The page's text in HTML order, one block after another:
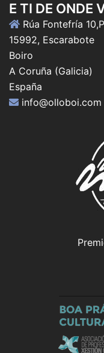
E TI DE ONDE
Rúa Fontefría
15992, Escarabote
Boiro
A Coruña (Galicia)
España
info@olloboi.com